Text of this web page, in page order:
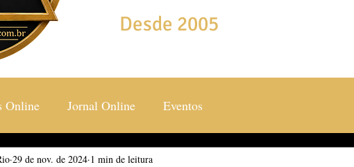
Desde 2005
Online Jornal Online Eventos
Social & Estilos Saúde & Bem Estar
29 de nov. de 2024 1 min de leitura